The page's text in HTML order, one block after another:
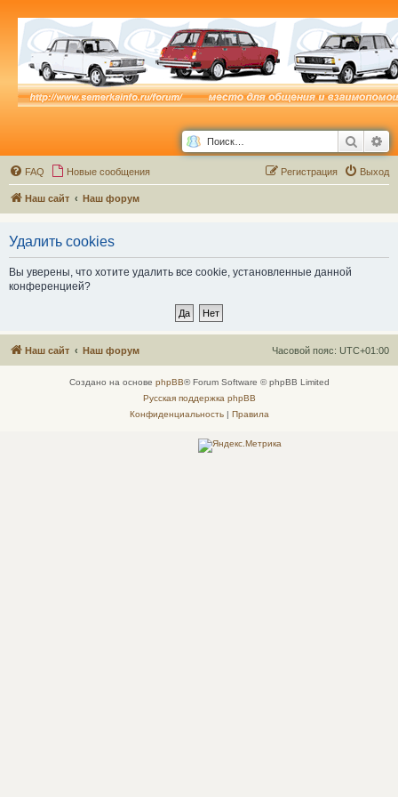
Поиск
FAQ Новые сообщения Выход
Регистрация
Наш сайт Наш форум
Удалить cookies
Вы уверены, что хотите удалить все cookie, установленные данной
конференцией?
Наш сайт Наш форум Часовой пояс: UTC+01:00
Создано на основе phpBB® Forum Software © phpBB Limited
Русская поддержка phpBB
Конфиденциальность| Правила